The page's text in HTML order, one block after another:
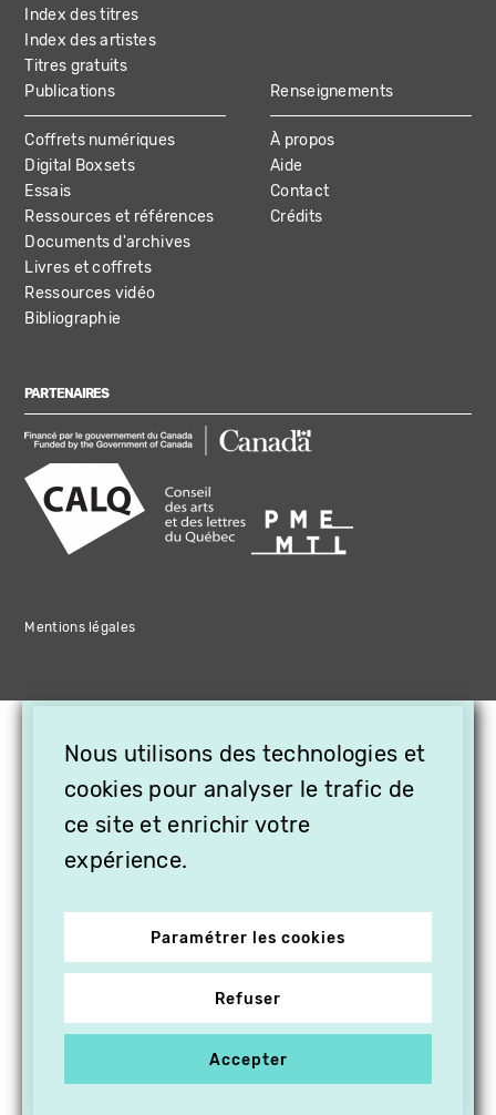
Index des titres
Index des artistes
Titres gratuits
Publications
Coffrets numériques
Digital Boxsets
Essais
Ressources et références
Documents d'archives
Livres et coffrets
Ressources vidéo
Bibliographie
Renseignements
À propos
Aide
Contact
Crédits
PARTENAIRES
Mentions légales
Nous utilisons des technologies et
cookies pour analyser le trafic de
ce site et enrichir votre
expérience.
Paramétrer les cookies
Refuser
Accepter
OFFREZ LA VIDÉO EN
CADEAU, ABONNEZ VOS
PROCHES À VITHÈQUE !